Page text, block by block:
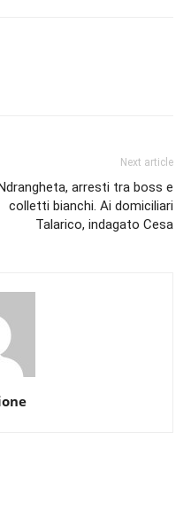
Next article
arresti tra boss e
colletti bianchi. Ai domiciliari
Talarico, indagato Cesa